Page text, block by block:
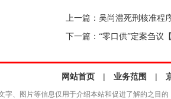
上一篇： 吴尚澧死刑核准程
下一篇： “零口供”定案刍议
网站首页 | 业务范围 |
字、图片等信息仅用于介绍本站和促进了解的之目